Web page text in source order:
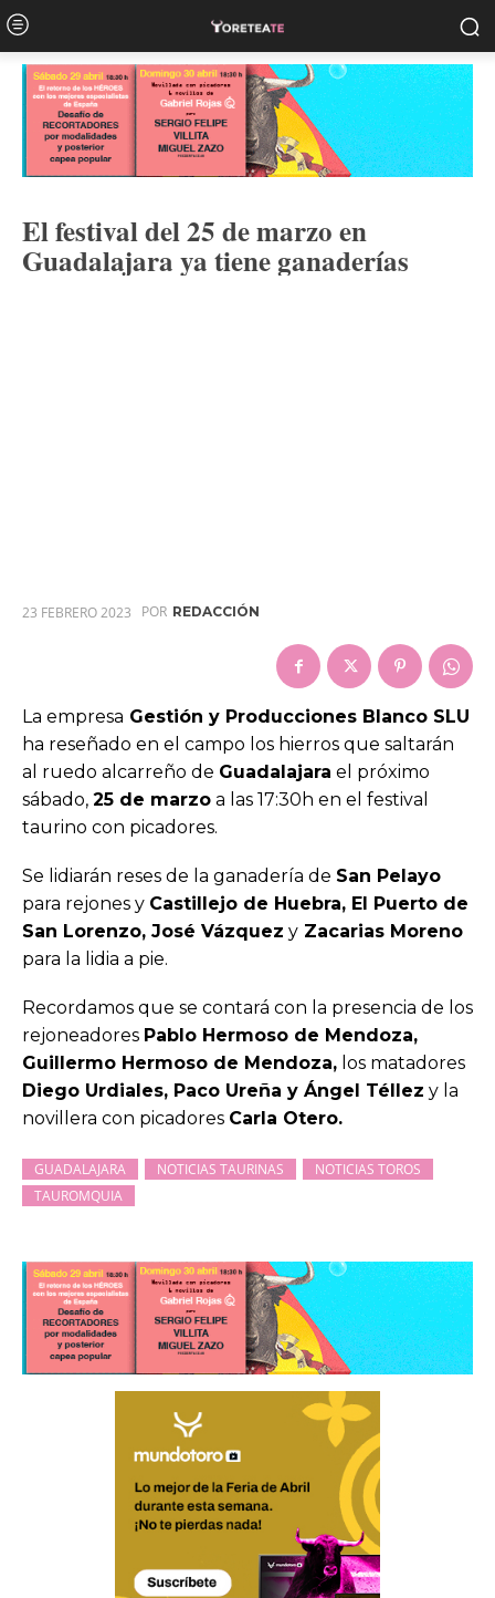
El festival del 25 de marzo en
Guadalajara ya tiene ganaderías
23 FEBRERO 2023 POR REDACCIÓN
La empresa Gestión y Producciones Blanco SLU
ha reseñado en el campo los hierros que saltarán
al ruedo alcarreño de Guadalajara el próximo
sábado, 25 de marzo a las 17:30h en el festival
taurino con picadores.
Se lidiarán reses de la ganadería de San Pelayo
para rejones y Castillejo de Huebra, El Puerto de
San Lorenzo, José Vázquez y Zacarias Moreno
para la lidia a pie.
Recordamos que se contará con la presencia de los
rejoneadores Pablo Hermoso de Mendoza,
Guillermo Hermoso de Mendoza, los matadores
Diego Urdiales, Paco Ureña y Ángel Téllez y la
novillera con picadores Carla Otero.
GUADALAJARA NOTICIAS TAURINAS
NOTICIAS TOROS
TAUROMQUIA